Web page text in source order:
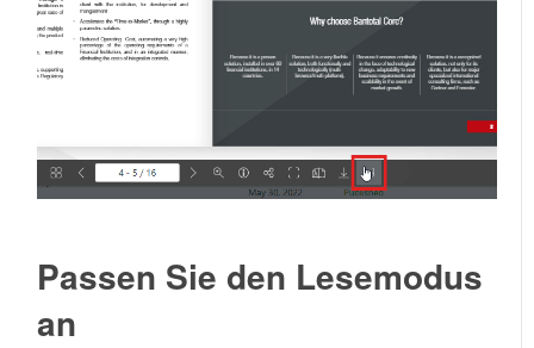
Passen Sie den Lesemodus
an